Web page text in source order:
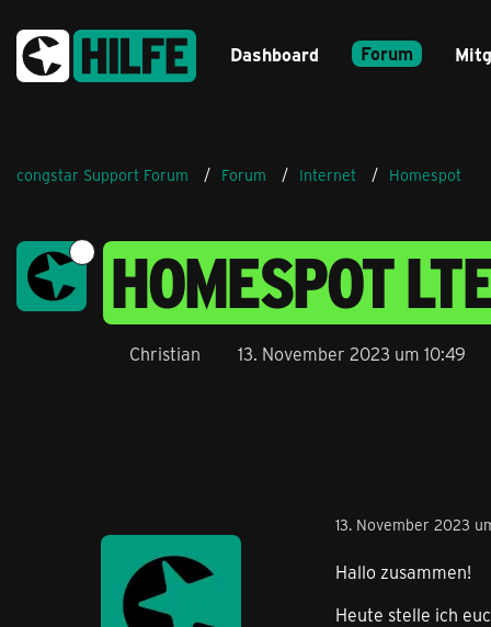
Dashboard Forum
congstar Support Forum Forum Internet Homespot
HOMESPOT
Christian 13. November 2023 um 10:49
13. November 2023
Hallo zusammen!
Heute stelle ich